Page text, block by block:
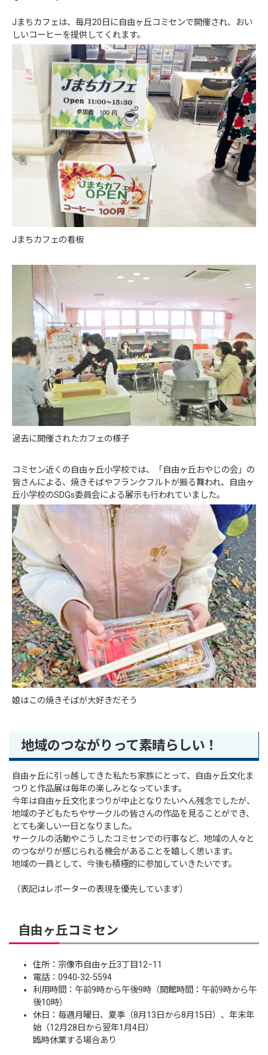
Jまちカフェは、毎月20日に自由ヶ丘コミセンで開催され、おい
しいコーヒーを提供してくれます。
Jまちカフェの看板
過去に開催されたカフェの様子
コミセン近くの自由ヶ丘小学校では、「自由ヶ丘おやじの会」の
皆さんによる、焼きそばやフランクフルトが振る舞われ、自由ヶ
丘小学校のSDGs委員会による展示も行われていました。
娘はこの焼きそばが大好きだそう
地域のつながりって素晴らしい！
自由ヶ丘に引っ越してきた私たち家族にとって、自由ヶ丘文化ま
つりと作品展は毎年の楽しみとなっています。
今年は自由ヶ丘文化まつりが中止となりたいへん残念でしたが、
地域の子どもたちやサークルの皆さんの作品を見ることができ、
とても楽しい一日となりました。
サークルの活動やこうしたコミセンでの行事など、地域の人々と
のつながりが感じられる機会があることを嬉しく思います。
地域の一員として、今後も積極的に参加していきたいです。
（表記はレポーターの表現を優先しています）
自由ヶ丘コミセン
住所：宗像市自由ヶ丘3丁目12−11
電話：0940-32-5594
利用時間：午前9時から午後9時（開館時間：午前9時から午
後10時）
休日：毎週月曜日、夏季（8月13日から8月15日）、年末年
始（12月28日から翌年1月4日）
臨時休業する場合あり